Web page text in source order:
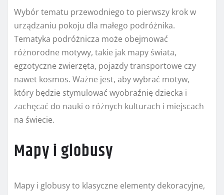
Wybór tematu przewodniego to pierwszy krok w
urządzaniu pokoju dla małego podróżnika.
Tematyka podróżnicza może obejmować
różnorodne motywy, takie jak mapy świata,
egzotyczne zwierzęta, pojazdy transportowe czy
nawet kosmos. Ważne jest, aby wybrać motyw,
który będzie stymulować wyobraźnię dziecka i
zachęcać do nauki o różnych kulturach i miejscach
na świecie.
Mapy i globusy
Mapy i globusy to klasyczne elementy dekoracyjne,